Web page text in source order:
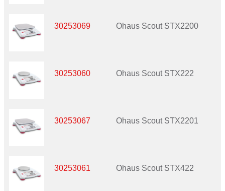
30253069 Ohaus Scout STX2200
30253060 Ohaus Scout STX222
30253067 Ohaus Scout STX2201
30253061 Ohaus Scout STX422